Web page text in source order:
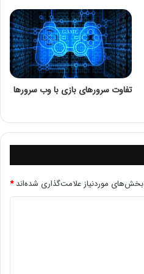
تفاوت سرورهای بازی با وب سرورها
بخش‌های موردنیاز علامت‌گذاری شده‌اند*